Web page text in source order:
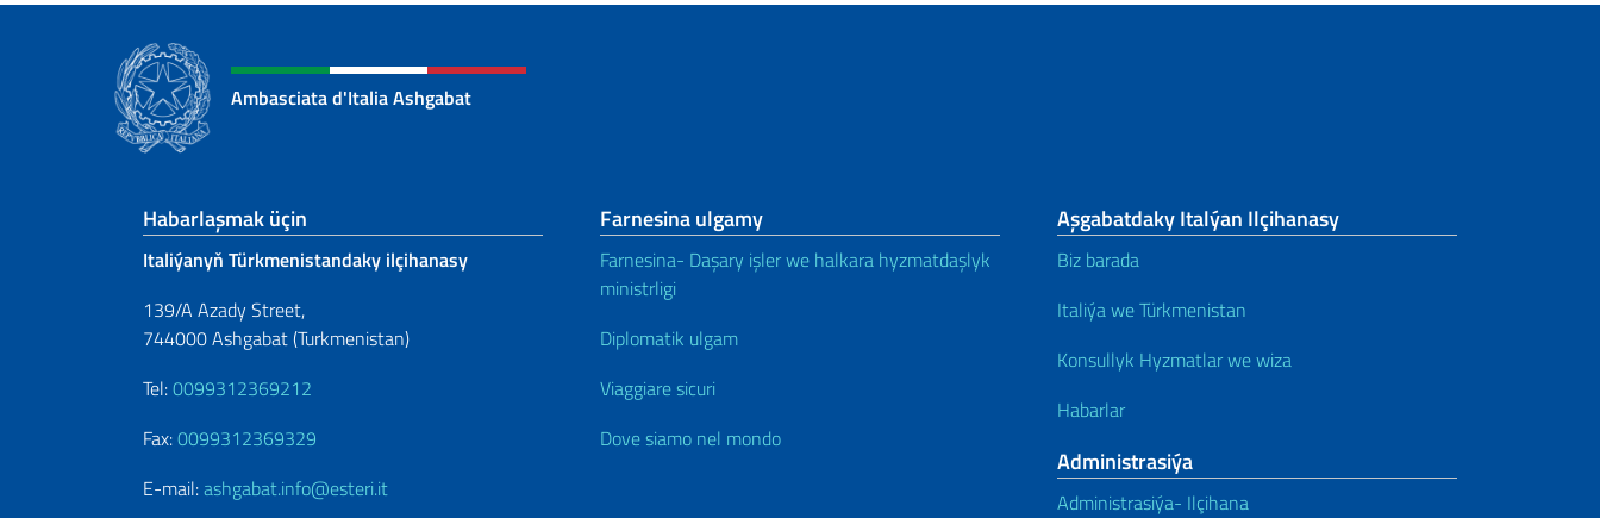
Ambasciata d'Italia Ashgabat
Sezione footer
Habarlaşmak üçin
Italiýanyň Türkmenistandaky ilçihanasy
139/A Azady Street,
744000 Ashgabat (Turkmenistan)
Tel:0099312369212
Fax:0099312369329
E-mail:ashgabat.info@esteri.it
Farnesina ulgamy
Farnesina- Daşary işler we halkara hyzmatdaşlyk
ministrligi
Diplomatik ulgam
Viaggiare sicuri
Dove siamo nel mondo
Aşgabatdaky Italýan Ilçihanasy
Biz barada
Italiýa we Türkmenistan
Konsullyk Hyzmatlar we wiza
Habarlar
Administrasiýa
Administrasiýa- Ilçihana